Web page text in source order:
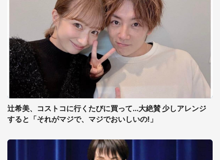
辻希美、コストコに行くたびに買って...大絶賛 少しアレンジ
すると「それがマジで、マジでおいしいの!」